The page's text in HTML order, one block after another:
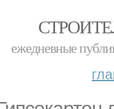
ежедневные